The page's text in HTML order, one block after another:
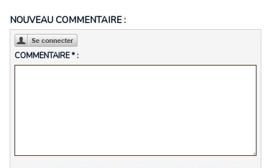
NOUVEAU COMMENTAIRE :
COMMENTAIRE * :